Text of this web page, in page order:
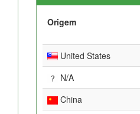
Origem
United States
N/A
China